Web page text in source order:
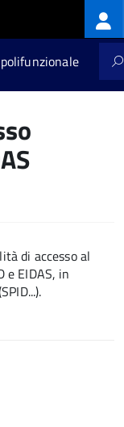
di accesso al
EIDAS, in